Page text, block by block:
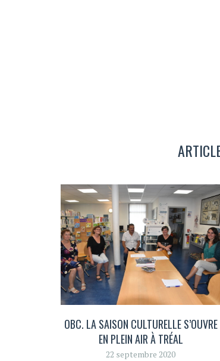
OBC. LA SAISON CULTURELLE S’OUVRE
EN PLEIN AIR À TRÉAL
22 septembre 2020